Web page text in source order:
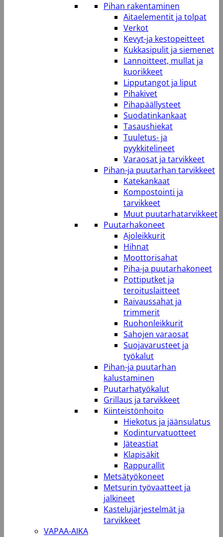
Pihan rakentaminen
Aitaelementit ja tolpat
Verkot
Kevyt-ja kestopeitteet
Kukkasipulit ja siemenet
Lannoitteet, mullat ja
kuorikkeet
Lipputangot ja liput
Pihakivet
Pihapäällysteet
Suodatinkankaat
Tasaushiekat
Tuuletus- ja
pyykkitelineet
Varaosat ja tarvikkeet
Pihan-ja puutarhan tarvikkeet
Katekankaat
Kompostointi ja
tarvikkeet
Muut puutarhatarvikkeet
Puutarhakoneet
Ajoleikkurit
Hihnat
Moottorisahat
Piha-ja puutarhakoneet
Pottiputket ja
teroituslaitteet
Raivaussahat ja
trimmerit
Ruohonleikkurit
Sahojen varaosat
Suojavarusteet ja
työkalut
Pihan-ja puutarhan
kalustaminen
Puutarhatyökalut
Grillaus ja tarvikkeet
Kiinteistönhoito
Hiekotus ja jäänsulatus
Kodinturvatuotteet
Jäteastiat
Klapisäkit
Rappurallit
Metsätyökoneet
Metsurin työvaatteet ja
jalkineet
Kastelujärjestelmät ja
tarvikkeet
VAPAA-AIKA